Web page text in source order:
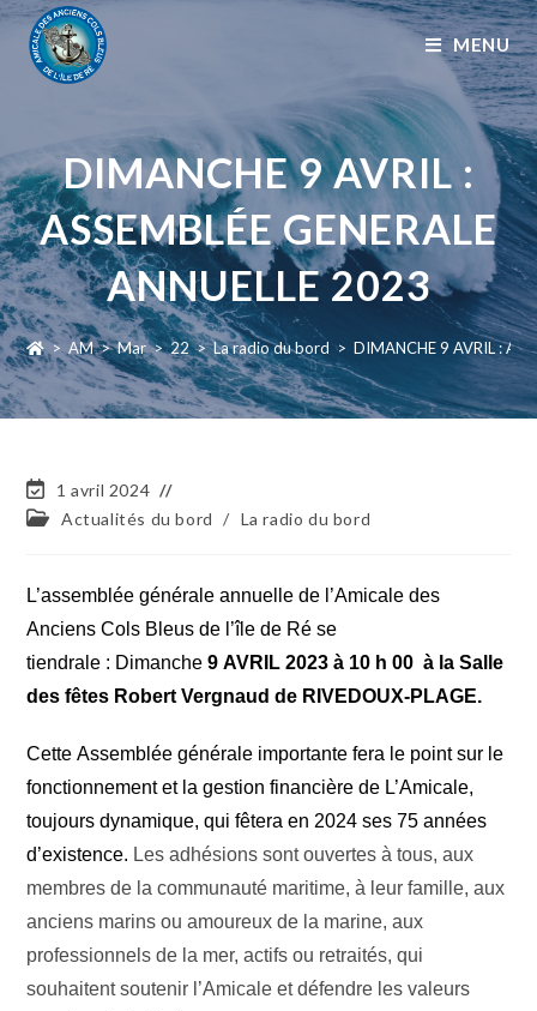
MENU
DIMANCHE 9 AVRIL :
ASSEMBLÉE GENERALE
ANNUELLE 2023
> AM > Mar > 22 > La radio du bord > DIMANCHE 9 AVRIL :
1 avril 2024
Actualités du bord
/ La radio du bord
L’assembléegénéraleannuellede l’Amicale des
Anciens Cols Bleusde l’île de Rése
tiendra le : Dimanche 9 AVRIL 2023 à 10 h 00à laSalle
des fêtes Robert Vergnaudde R IVEDOUX-PLAGE.
CetteAssemblée générale importantefera le point sur le
fonctionnement etla gestion financière de L’Amicale,
toujours dynamique, qui fêteraen 2024 ses 75 années
d’existence. Les adhésions sont ouvertes à tous, aux
membres de la communauté maritime, à leur famille, aux
anciens marins ou amoureux de la marine, aux
professionnels de la mer, actifs ou retraités, qui
souhaitent soutenir l’Amicale et défendre les valeurs